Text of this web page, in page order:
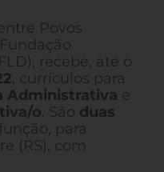
Povos
recebe, até o
, currículos para
Administrativa e
o. São duas
para
(RS), com